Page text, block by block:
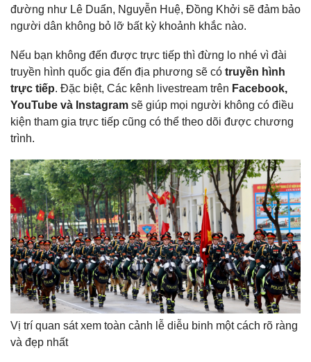
đường như Lê Duẩn, Nguyễn Huệ, Đồng Khởi sẽ đảm bảo
người dân không bỏ lỡ bất kỳ khoảnh khắc nào.
Nếu bạn không đến được trực tiếp thì đừng lo nhé vì đài
truyền hình quốc gia đến địa phương sẽ có truyền hình
trực tiếp. Đặc biệt, Các kênh livestream trên Facebook,
YouTube và Instagram sẽ giúp mọi người không có điều
kiện tham gia trực tiếp cũng có thể theo dõi được chương
trình.
Vị trí quan sát xem toàn cảnh lễ diễu binh một cách rõ ràng
và đẹp nhất